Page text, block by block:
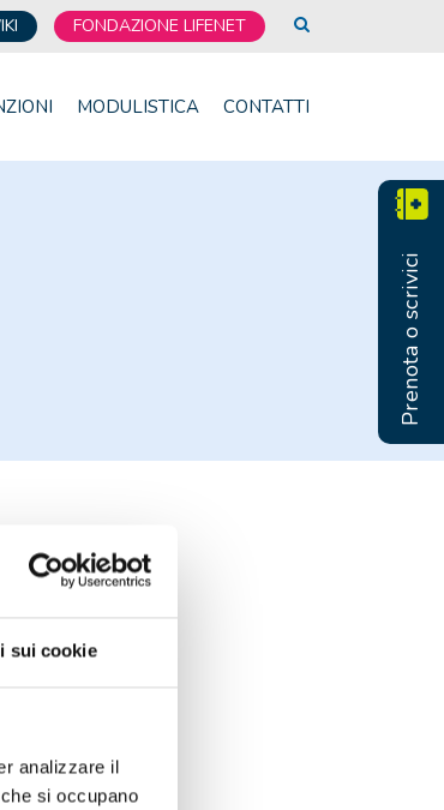
sui cookie
analizzare il
si occupano
FONDAZIONE LIFENET
MODULISTICA CONTATTI
Prenota o scrivici